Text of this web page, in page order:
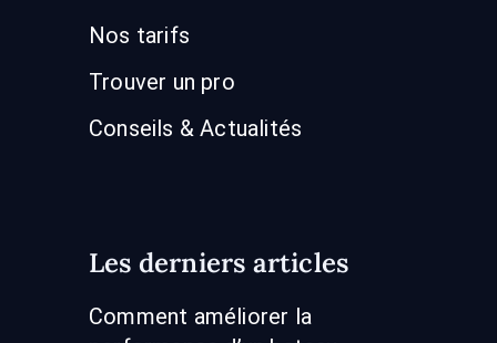
Nos tarifs
Trouver un pro
Conseils & Actualités
Les derniers articles
Comment améliorer la